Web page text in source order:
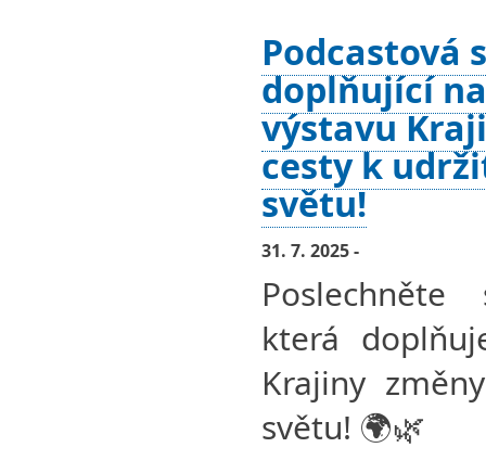
Podcastová
doplňující
výstavu
cesty k
světu!
31. 7. 2025 -
která
Krajiny
světu! 🌍🌿